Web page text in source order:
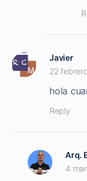
Javier
22
hola
Reply
Arq.
4